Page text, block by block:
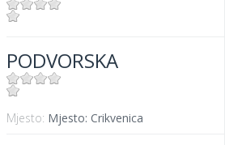
PODVORSKA
Mjesto: Mjesto: Crikvenica